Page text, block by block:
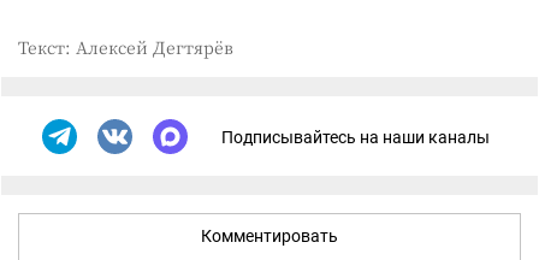
Текст: Алексей Дегтярёв
Подписывайтесь на наши каналы
Комментировать